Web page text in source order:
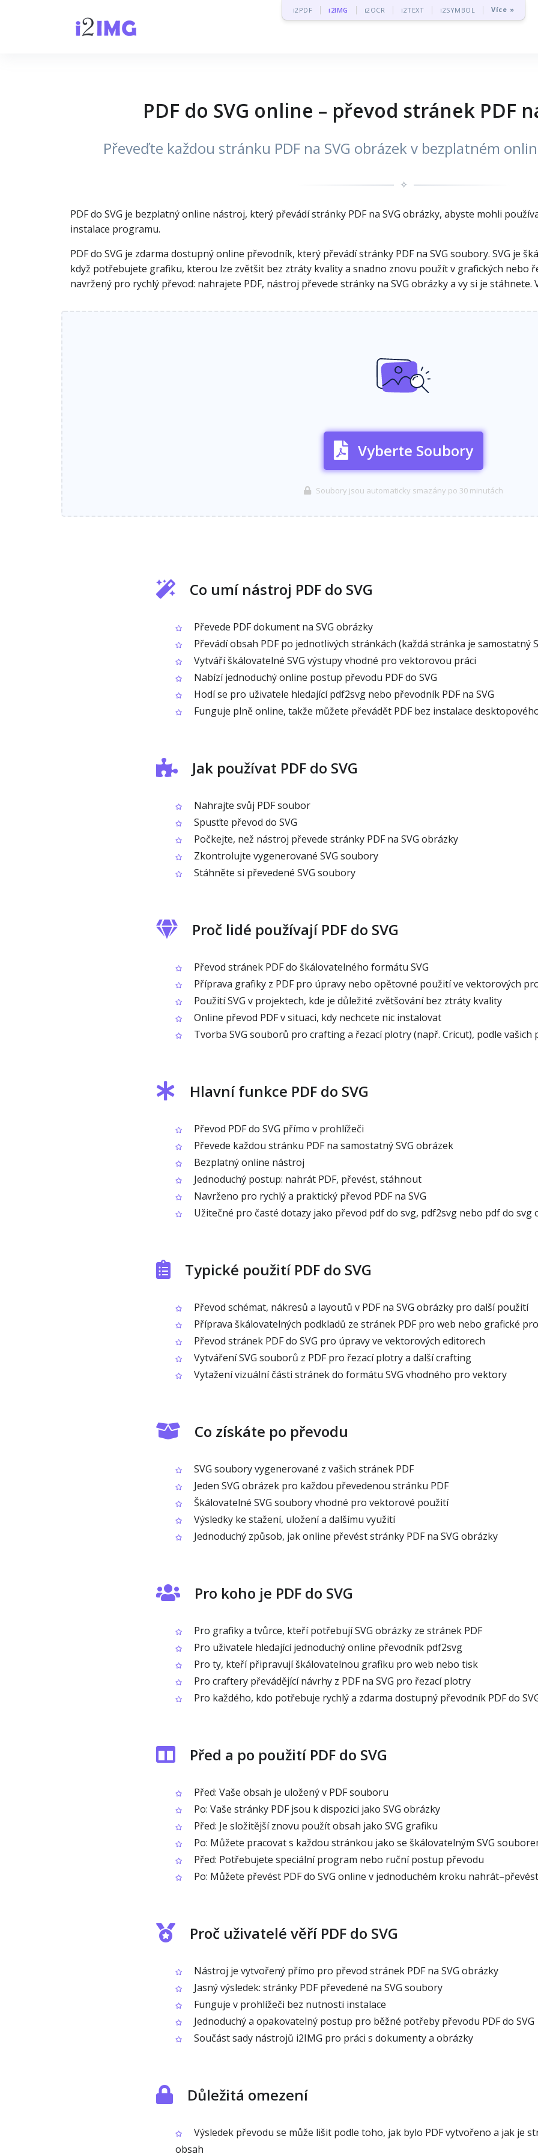
i2PDF i2IMG i2OCR i2TEXT i2SYMBOL Více »
PDF do SVG online – převod stránek PDF
Převeďte každou stránku PDF na SVG obrázek v bezplatném
✧
PDF do SVG je bezplatný online nástroj, který převádí stránky PDF na SVG obrázky, abyste mohli
instalace programu.
PDF do SVG je zdarma dostupný online převodník, který převádí stránky PDF na SVG soubory. SVG je
když potřebujete grafiku, kterou lze zvětšit bez ztráty kvality a snadno znovu použít v grafických nebo
navržený pro rychlý převod: nahrajete PDF, nástroj převede stránky na SVG obrázky a vy si je stáhnete.
Vyberte Soubory
Soubory jsou automaticky smazány po 30 minutách
Co umí nástroj PDF do SVG
Převede PDF dokument na SVG obrázky
Převádí obsah PDF po jednotlivých stránkách (každá stránka je samostatný
Vytváří škálovatelné SVG výstupy vhodné pro vektorovou práci
Nabízí jednoduchý online postup převodu PDF do SVG
Hodí se pro uživatele hledající pdf2svg nebo převodník PDF na SVG
Funguje plně online, takže můžete převádět PDF bez instalace
Jak používat PDF do SVG
Nahrajte svůj PDF soubor
Spusťte převod do SVG
Počkejte, než nástroj převede stránky PDF na SVG obrázky
Zkontrolujte vygenerované SVG soubory
Stáhněte si převedené SVG soubory
Proč lidé používají PDF do SVG
Převod stránek PDF do škálovatelného formátu SVG
Příprava grafiky z PDF pro úpravy nebo opětovné použití ve vektorových
Použití SVG v projektech, kde je důležité zvětšování bez ztráty kvality
Online převod PDF v situaci, kdy nechcete nic instalovat
Tvorba SVG souborů pro crafting a řezací plotry (např. Cricut), podle vašich
Hlavní funkce PDF do SVG
Převod PDF do SVG přímo v prohlížeči
Převede každou stránku PDF na samostatný SVG obrázek
Bezplatný online nástroj
Jednoduchý postup: nahrát PDF, převést, stáhnout
Navrženo pro rychlý a praktický převod PDF na SVG
Užitečné pro časté dotazy jako převod pdf do svg, pdf2svg nebo pdf do svg
Typické použití PDF do SVG
Převod schémat, nákresů a layoutů v PDF na SVG obrázky pro další použití
Příprava škálovatelných podkladů ze stránek PDF pro web nebo grafické
Převod stránek PDF do SVG pro úpravy ve vektorových editorech
Vytváření SVG souborů z PDF pro řezací plotry a další crafting
Vytažení vizuální části stránek do formátu SVG vhodného pro vektory
Co získáte po převodu
SVG soubory vygenerované z vašich stránek PDF
Jeden SVG obrázek pro každou převedenou stránku PDF
Škálovatelné SVG soubory vhodné pro vektorové použití
Výsledky ke stažení, uložení a dalšímu využití
Jednoduchý způsob, jak online převést stránky PDF na SVG obrázky
Pro koho je PDF do SVG
Pro grafiky a tvůrce, kteří potřebují SVG obrázky ze stránek PDF
Pro uživatele hledající jednoduchý online převodník pdf2svg
Pro ty, kteří připravují škálovatelnou grafiku pro web nebo tisk
Pro craftery převádějící návrhy z PDF na SVG pro řezací plotry
Pro každého, kdo potřebuje rychlý a zdarma dostupný převodník PDF do
Před a po použití PDF do SVG
Před: Vaše obsah je uložený v PDF souboru
Po: Vaše stránky PDF jsou k dispozici jako SVG obrázky
Před: Je složitější znovu použít obsah jako SVG grafiku
Po: Můžete pracovat s každou stránkou jako se škálovatelným SVG
Před: Potřebujete speciální program nebo ruční postup převodu
Po: Můžete převést PDF do SVG online v jednoduchém kroku
Proč uživatelé věří PDF do SVG
Nástroj je vytvořený přímo pro převod stránek PDF na SVG obrázky
Jasný výsledek: stránky PDF převedené na SVG soubory
Funguje v prohlížeči bez nutnosti instalace
Jednoduchý a opakovatelný postup pro běžné potřeby převodu PDF do SVG
Součást sady nástrojů i2IMG pro práci s dokumenty a obrázky
Důležitá omezení
Výsledek převodu se může lišit podle toho, jak bylo PDF vytvořeno a jak je
obsah